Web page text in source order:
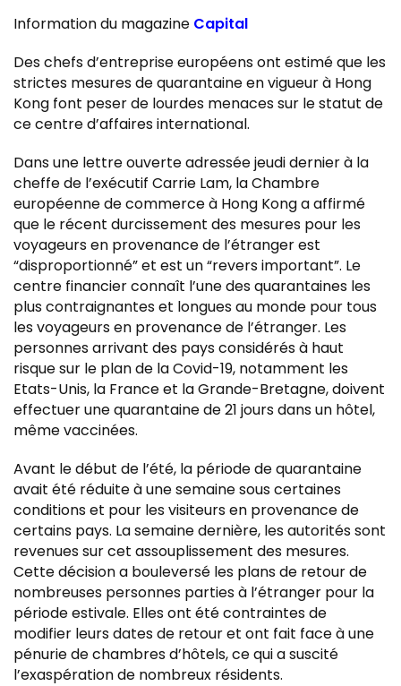
Information du magazine Capital
Des chefs d’entreprise européens ont estimé que les
strictes mesures de quarantaine en vigueur à Hong
Kong font peser de lourdes menaces sur le statut de
ce centre d’affaires international.
Dans une lettre ouverte adressée jeudi dernier à la
cheffe de l’exécutif Carrie Lam, la Chambre
européenne de commerce à Hong Kong a affirmé
que le récent durcissement des mesures pour les
voyageurs en provenance de l’étranger est
“disproportionné” et est un “revers important”. Le
centre financier connaît l’une des quarantaines les
plus contraignantes et longues au monde pour tous
les voyageurs en provenance de l’étranger. Les
personnes arrivant des pays considérés à haut
risque sur le plan de la Covid-19, notamment les
Etats-Unis, la France et la Grande-Bretagne, doivent
effectuer une quarantaine de 21 jours dans un hôtel,
même vaccinées.
Avant le début de l’été, la période de quarantaine
avait été réduite à une semaine sous certaines
conditions et pour les visiteurs en provenance de
certains pays. La semaine dernière, les autorités sont
revenues sur cet assouplissement des mesures.
Cette décision a bouleversé les plans de retour de
nombreuses personnes parties à l’étranger pour la
période estivale. Elles ont été contraintes de
modifier leurs dates de retour et ont fait face à une
pénurie de chambres d’hôtels, ce qui a suscité
l’exaspération de nombreux résidents.